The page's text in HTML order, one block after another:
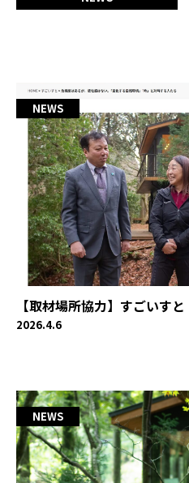
EVENT
Instagram
お問い合わせ
空き状況・使
NEWS
【取材場所協力】すごいすと
2026.4.6
NEWS